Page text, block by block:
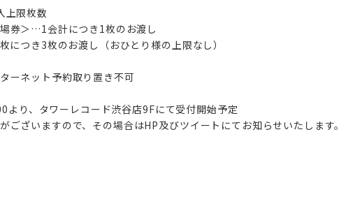
上限枚数
券＞…1会計につき1枚のお渡し
につき3枚のお渡し（おひとり様の上限なし）
ーネット予約取り置き不可
より、タワーレコード渋谷店9Fにて受付開始予定
ございますので、その場合はHP及びツイートにてお知らせいたします